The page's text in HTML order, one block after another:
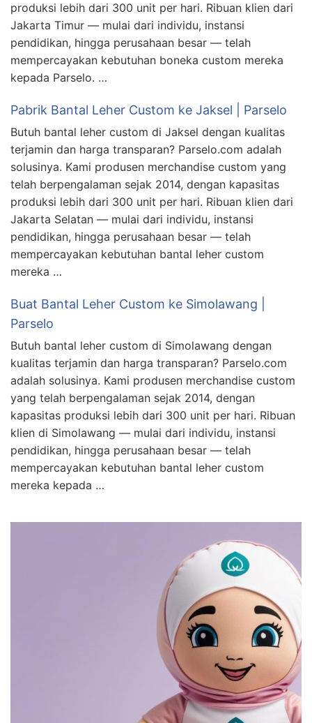
produksi lebih dari 300 unit per hari. Ribuan klien dari
Jakarta Timur — mulai dari individu, instansi
pendidikan, hingga perusahaan besar — telah
mempercayakan kebutuhan boneka custom mereka
kepada Parselo. …
Pabrik Bantal Leher Custom ke Jaksel | Parselo
Butuh bantal leher custom di Jaksel dengan kualitas
terjamin dan harga transparan? Parselo.com adalah
solusinya. Kami produsen merchandise custom yang
telah berpengalaman sejak 2014, dengan kapasitas
produksi lebih dari 300 unit per hari. Ribuan klien dari
Jakarta Selatan — mulai dari individu, instansi
pendidikan, hingga perusahaan besar — telah
mempercayakan kebutuhan bantal leher custom
mereka …
Buat Bantal Leher Custom ke Simolawang |
Parselo
Butuh bantal leher custom di Simolawang dengan
kualitas terjamin dan harga transparan? Parselo.com
adalah solusinya. Kami produsen merchandise custom
yang telah berpengalaman sejak 2014, dengan
kapasitas produksi lebih dari 300 unit per hari. Ribuan
klien di Simolawang — mulai dari individu, instansi
pendidikan, hingga perusahaan besar — telah
mempercayakan kebutuhan bantal leher custom
mereka kepada …